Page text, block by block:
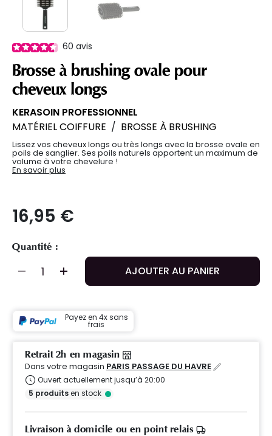
60 avis
Brosse à brushing ovale pour
cheveux longs
KERASOIN PROFESSIONNEL
MATÉRIEL COIFFURE / BROSSE À BRUSHING
Lissez vos cheveux longs ou très longs avec la brosse ovale en
poils de sanglier. Ses poils naturels apportent un maximum de
volume à votre chevelure !
En savoir plus
16,95 €
Quantité :
AJOUTER AU PANIER
Payez en 4x sans
frais
Retrait 2h en magasin
Dans votre magasin PARIS PASSAGE DU HAVRE
Ouvert actuellement jusqu’à 20:00
5 produitsen stock
Livraison à domicile ou en point relais